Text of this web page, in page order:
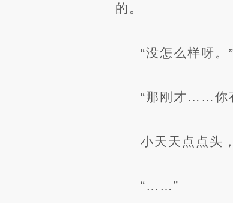
的。
“没怎么样呀。”
“那刚才……你
小天天点点头
“……”